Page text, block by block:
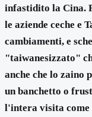
infastidito la Cina.
le aziende ceche e
cambiamenti, e
"taiwanesizzato"
anche che lo zaino
un banchetto o
l'intera visita come